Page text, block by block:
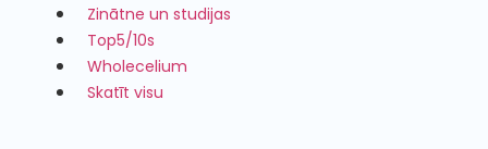
Zinātne un studijas
Top5/10s
Wholecelium
Skatīt visu